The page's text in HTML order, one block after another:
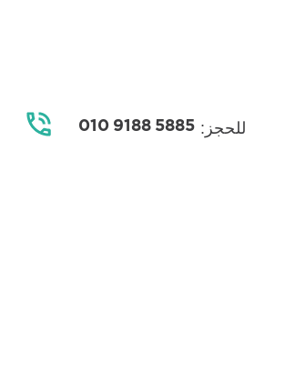
للحجز: 5885 9188 010